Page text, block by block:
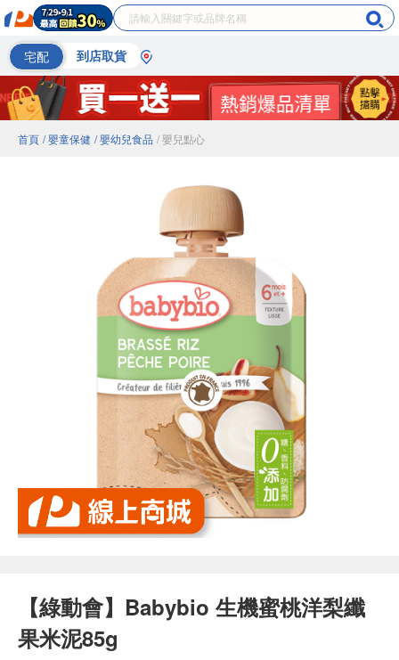
宅配 到店取貨
首頁 / 嬰童保健 / 嬰幼兒食品 / 嬰兒點心
【綠動會】Babybio 生機蜜桃洋梨纖
果米泥85g